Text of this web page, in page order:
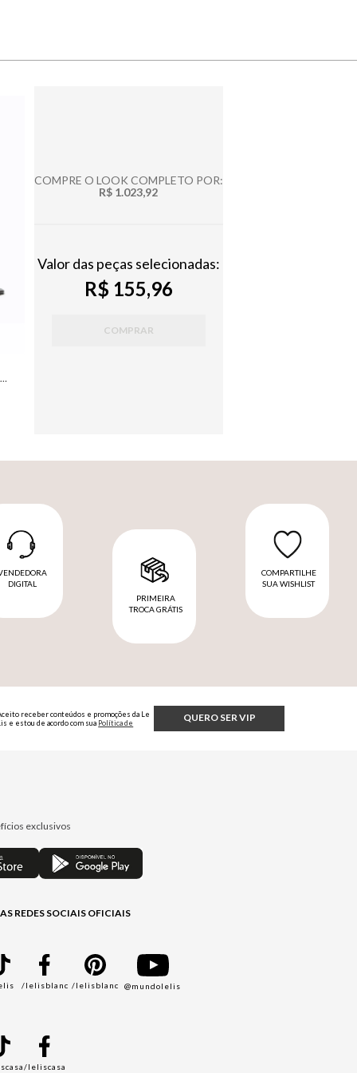
SANDÁLIA LE LIS RITA COURO FEMININA
COMPRE O LOOK COMPLETO POR:
R$ 1.023,92
Valor das peças selecionadas:
R$ 155,96
COMPRAR
DIGITAL
PRIMEIRA
TROCA GRÁTIS
COMPARTILHE
SUA WISHLIST
QUERO SER VIP
receber conteúdos e promoções da Le
e estou de acordo com sua Política de
exclusivos
REDES SOCIAIS OFICIAIS
/lelisblanc /lelisblanc @mundolelis
/leliscasa